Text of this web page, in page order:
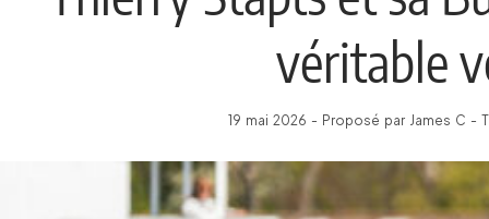
véritable
19 mai 2026 - Proposé par James C -